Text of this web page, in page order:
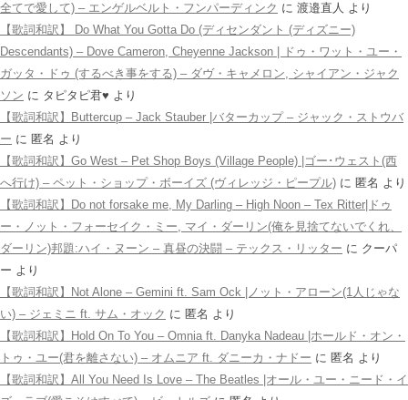
全てで愛して) – エンゲルベルト・フンパーディンク に 渡邉直人 より
【歌詞和訳】 Do What You Gotta Do (ディセンダント (ディズニー)
Descendants) – Dove Cameron, Cheyenne Jackson | ドゥ・ワット・ユー・
ガッタ・ドゥ (するべき事をする) – ダヴ・キャメロン, シャイアン・ジャク
ソン に タピタピ君♥️ より
【歌詞和訳】Buttercup – Jack Stauber |バターカップ – ジャック・ストウバ
ー に 匿名 より
【歌詞和訳】Go West – Pet Shop Boys (Village People) |ゴー･ウェスト(西
へ行け) – ペット・ショップ・ボーイズ (ヴィレッジ・ピープル) に 匿名 より
【歌詞和訳】Do not forsake me, My Darling – High Noon – Tex Ritter|ドゥ
ー・ノット・フォーセイク・ミー, マイ・ダーリン(俺を見捨てないでくれ、
ダーリン)邦題:ハイ・ヌーン – 真昼の決闘 – テックス・リッター に クーパ
ー より
【歌詞和訳】Not Alone – Gemini ft. Sam Ock |ノット・アローン(1人じゃな
い) – ジェミニ ft. サム・オック に 匿名 より
【歌詞和訳】Hold On To You – Omnia ft. Danyka Nadeau |ホールド・オン・
トゥ・ユー(君を離さない) – オムニア ft. ダニーカ・ナドー に 匿名 より
【歌詞和訳】All You Need Is Love – The Beatles |オール・ユー・ニード・イ